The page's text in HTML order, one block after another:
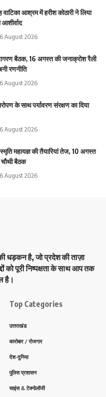
वाटिका आश्रम में हरीश कोठारी ने लिया
6 August 2026
बैठक, 16 अगस्त की जनाक्रोश रैली
रणनीति
6 August 2026
के साथ पर्यावरण संरक्षण का दिया
6 August 2026
महायज्ञ की तैयारियां तेज, 10 अगस्त
चौथी बैठक
6 August 2026
धड़कन है, जो प्रदेश की ताज़ा
को पूरी निष्पक्षता के साथ आप तक
है।
Top Categories
उत्तराखंड
कारोबार / रोजगार
देश-दुनिया
पुलिस प्रशासन
साइंस & टेक्नोलॉजी